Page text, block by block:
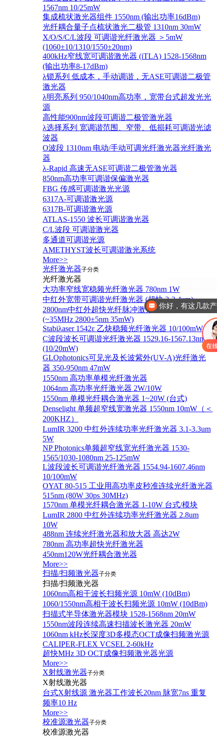
1567nm 10/25mW
集成梳状激光器组件 1550nm (输出功率16dBm)
光纤耦合量子点梳状激光二极管 1310nm 30mW
X/O/S/C/L波段 可调谐光纤激光器 ＞5mW
(1060±10/1310/1550±20nm)
400kHz窄线宽可调谐激光器 (iTLA) 1528-1568nm
(输出功率8-17dBm)
λ锁系列 低成本，手动调谐，无ASE可调谐二极管
激光器
λ明亮系列 950/1040nm高功率，宽带台式超发光光
源
高性能900nm波段可调谐二极管激光器
λ选择系列 宽调谐范围、窄带、低损耗可调谐光滤
波器
O波段 1310nm 电动/手动可调光纤激光器光纤激光
器
λ-Rapid 高速无ASE可调谐二极管激光器
850nm高功率可调谐保偏激光器
FBG 传感可调谐激光光源
6317A-可调谐激光源
6317B-可调谐激光源
ATLAS-1550 波长可调谐激光器
C/L波段 可调谐激光器
多通道可调谐光源
AMETHYST波长可调谐激光系统
More>>
光纤激光器子分类
光纤激光器
大功率窄线宽稳频光纤激光器 780nm 1W
中红外宽带可调谐光纤激光器 (超快 3-3.4um)
2800nm中红外超快光纤脉冲激光器振荡器
(~35MHz 2800±5nm 35mW)
Stabiλaser 1542ε 乙炔稳频光纤激光器 10/100mW
C波段波长可调谐光纤激光器 1529.16-1567.13nm
(10/20mW)
GLOphotonics可见光及长波紫外(UV-A)光纤激光
器 350-950nm 47mW
1550nm 高功率单模光纤激光器
1064nm 高功率光纤激光器 2W/10W
1550nm 单模光纤耦合激光器 1~20W (台式)
Denselight 单频超窄线宽激光器 1550nm 10mW（＜
200KHZ）
LumIR 3200 中红外连续功率光纤激光器 3.1-3.3um
5W
NP Photonics单频超窄线宽光纤激光器 1530-
1565/1030-1080nm 25-125mW
L波段波长可调谐光纤激光器 1554.94-1607.46nm
10/100mW
OYAT 80-515 工业用高功率皮秒准连续光纤激光器
515nm (80W 30ps 30MHz)
1570nm 单模光纤耦合激光器 1-10W 台式/模块
LumIR 2800 中红外连续功率光纤激光器 2.8um
10W
488nm 连续光纤激光器和放大器 高达2W
780nm 高功率超快光纤激光器
450nm120W光纤耦合激光器
More>>
扫描/扫频激光器子分类
扫描/扫频激光器
1060nm高相干波长扫频光源 10mW (10dBm)
1060/1550nm高相干波长扫频光源 10mW (10dBm)
扫描式半导体激光器模块 1528-1568nm 20mW
1550nm波段连续高速扫描波长激光器 20mW
1060nm kHz长深度3D多模态OCT成像扫频激光源
CALIPER-FLEX VCSEL 2-60kHz
超快MHz 3D OCT成像扫频激光器光源
More>>
X射线激光器子分类
X射线激光器
台式X射线源 激光器工作波长20nm 脉宽7ns 重复
频率10 Hz
More>>
校准源激光器子分类
校准源激光器
你好，有这几款